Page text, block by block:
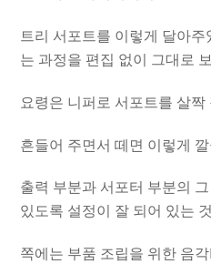
트리 서포트를 이렇게 달아
는 과정을 편집 없이 그대로
요령은 니퍼로 서포트를 살
흔들어 주면서 떼면 이렇게
출력 부분과 서포터 부분의
있도록 설정이 잘 되어 있는
쪽에는 부품 조립을 위한 음